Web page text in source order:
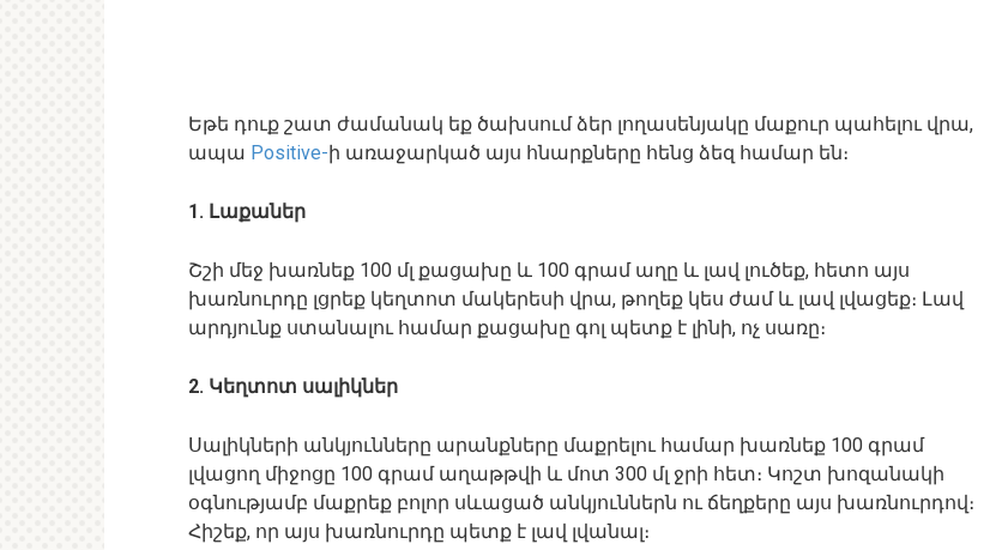
Եթե դուք շատ ժամանակ եք ծախսում ձեր լողասենյակը մաքուր պահելու վրա,
ապա Positive- ի առաջարկած այս հնարքները հենց ձեզ համար են։
1. Լաքաներ
Շշի մեջ խառնեք 100 մլ քացախը և 100 գրամ աղը և լավ լուծեք, հետո այս
խառնուրդը լցրեք կեղտոտ մակերեսի վրա, թողեք կես ժամ և լավ լվացեք։ Լավ
արդյունք ստանալու համար քացախը գոլ պետք է լինի, ոչ սառը։
2. Կեղտոտ սալիկներ
Սալիկների անկյունները արանքները մաքրելու համար խառնեք 100 գրամ
լվացող միջոցը 100 գրամ աղաթթվի և մոտ 300 մլ ջրի հետ։ Կոշտ խոզանակի
օգնությամբ մաքրեք բոլոր սևացած անկյուններն ու ճեղքերը այս խառնուրդով։
Հիշեք, որ այս խառնուրդը պետք է լավ լվանալ։